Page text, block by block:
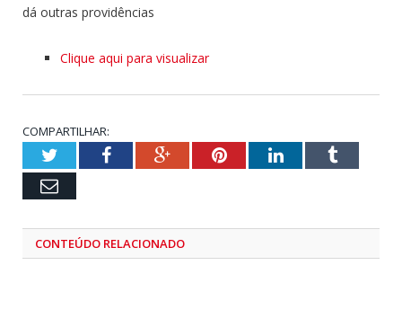
dá outras providências
Clique aqui para visualizar
COMPARTILHAR:
TwitterFacebookGoogle+PinterestLinkedInTumblr
Email
CONTEÚDO RELACIONADO